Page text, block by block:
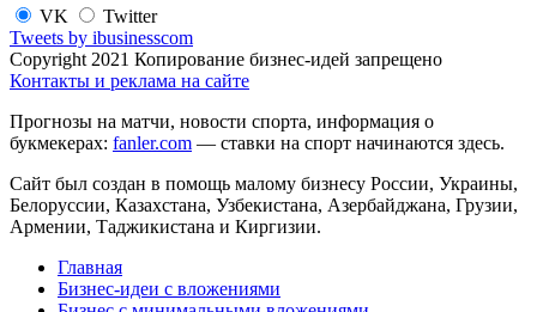
VK
Twitter
Tweets by ibusinesscom
Copyright 2021 Копирование бизнес-идей запрещено
Контакты и реклама на сайте
Прогнозы на матчи, новости спорта, информация о
букмекерах: fanler.com — ставки на спорт начинаются здесь.
Сайт был создан в помощь малому бизнесу России, Украины,
Белоруссии, Казахстана, Узбекистана, Азербайджана, Грузии,
Армении, Таджикистана и Киргизии.
Главная
Бизнес-идеи с вложениями